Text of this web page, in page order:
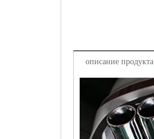
описание продукта